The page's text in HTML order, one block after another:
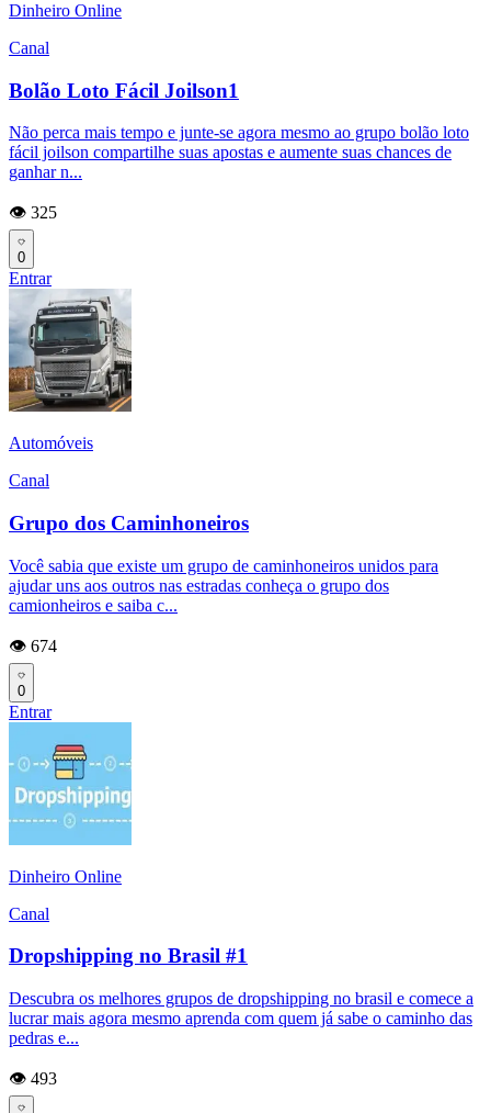
Dinheiro Online
Canal
Bolão Loto Fácil Joilson1
Não perca mais tempo e junte-se agora mesmo ao grupo bolão loto
fácil joilson compartilhe suas apostas e aumente suas chances de
ganhar n...
👁️ 325
0
Entrar
Automóveis
Canal
Grupo dos Caminhoneiros
Você sabia que existe um grupo de caminhoneiros unidos para
ajudar uns aos outros nas estradas conheça o grupo dos
camionheiros e saiba c...
👁️ 674
0
Entrar
Dinheiro Online
Canal
Dropshipping no Brasil #1
Descubra os melhores grupos de dropshipping no brasil e comece a
lucrar mais agora mesmo aprenda com quem já sabe o caminho das
pedras e...
👁️ 493